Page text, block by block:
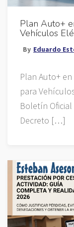
Plan Auto+
Vehículos
By Eduardo
Plan Auto+
para
Boletín
Decreto […]